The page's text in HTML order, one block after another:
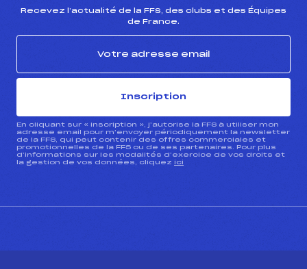
Recevez l’actualité de la FFS, des clubs et des Équipes
de France.
Inscription
En cliquant sur « inscription », j’autorise la FFS à utiliser mon
adresse email pour m’envoyer périodiquement la newsletter
de la FFS, qui peut contenir des offres commerciales et
promotionnelles de la FFS ou de ses partenaires. Pour plus
d’informations sur les modalités d’exercice de vos droits et
la gestion de vos données, cliquez ici